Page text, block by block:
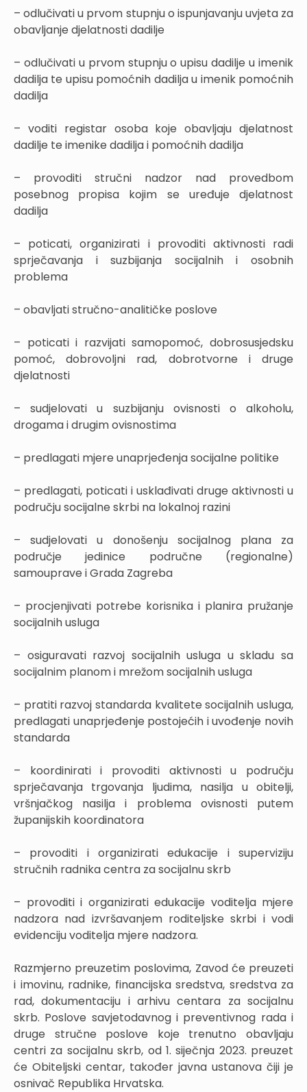
– odlučivati u prvom stupnju o ispunjavanju uvjeta za
obavljanje djelatnosti dadilje
– odlučivati u prvom stupnju o upisu dadilje u imenik
dadilja te upisu pomoćnih dadilja u imenik pomoćnih
dadilja
– voditi registar osoba koje obavljaju djelatnost
dadilje te imenike dadilja i pomoćnih dadilja
– provoditi stručni nadzor nad provedbom
posebnog propisa kojim se uređuje djelatnost
dadilja
– poticati, organizirati i provoditi aktivnosti radi
sprječavanja i suzbijanja socijalnih i osobnih
problema
– obavljati stručno-analitičke poslove
– poticati i razvijati samopomoć, dobrosusjedsku
pomoć, dobrovoljni rad, dobrotvorne i druge
djelatnosti
– sudjelovati u suzbijanju ovisnosti o alkoholu,
drogama i drugim ovisnostima
– predlagati mjere unaprjeđenja socijalne politike
– predlagati, poticati i usklađivati druge aktivnosti u
području socijalne skrbi na lokalnoj razini
– sudjelovati u donošenju socijalnog plana za
područje jedinice područne (regionalne)
samouprave i Grada Zagreba
– procjenjivati potrebe korisnika i planira pružanje
socijalnih usluga
– osiguravati razvoj socijalnih usluga u skladu sa
socijalnim planom i mrežom socijalnih usluga
– pratiti razvoj standarda kvalitete socijalnih usluga,
predlagati unaprjeđenje postojećih i uvođenje novih
standarda
– koordinirati i provoditi aktivnosti u području
sprječavanja trgovanja ljudima, nasilja u obitelji,
vršnjačkog nasilja i problema ovisnosti putem
županijskih koordinatora
– provoditi i organizirati edukacije i superviziju
stručnih radnika centra za socijalnu skrb
– provoditi i organizirati edukacije voditelja mjere
nadzora nad izvršavanjem roditeljske skrbi i vodi
evidenciju voditelja mjere nadzora.
Razmjerno preuzetim poslovima, Zavod će preuzeti
i imovinu, radnike, financijska sredstva, sredstva za
rad, dokumentaciju i arhivu centara za socijalnu
skrb. Poslove savjetodavnog i preventivnog rada i
druge stručne poslove koje trenutno obavljaju
centri za socijalnu skrb, od 1. siječnja 2023. preuzet
će Obiteljski centar, također javna ustanova čiji je
osnivač Republika Hrvatska.